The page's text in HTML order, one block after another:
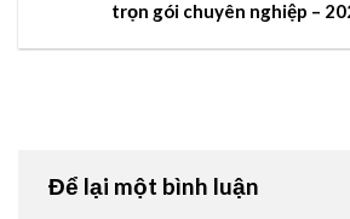
trọn gói chuyên nghiệp –
Để lại một bình luận